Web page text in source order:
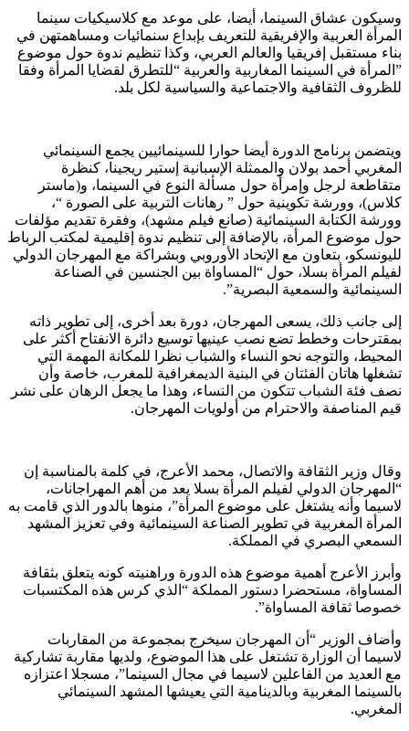
وسيكون عشاق السينما، أيضا، على موعد مع كلاسيكيات سينما
المرأة العربية والإفريقية للتعريف بإبداع سنمائيات ومساهمتهن في
بناء مستقبل إفريقيا والعالم العربي، وكذا تنظيم ندوة حول موضوع
”المرأة في السينما المغاربية والعربية “للتطرق لقضايا المرأة وفقا
للظروف الثقافية والاجتماعية والسياسية لكل بلد.
ويتضمن برنامج الدورة أيضا حوارا للسينمائيين يجمع السينمائي
المغربي أحمد بولان والممثلة الإسبانية إستير ريجينا، كنظرة
متقاطعة لرجل وإمرأة حول مسألة النوع في السينما، و(ماستر
كلاس)، وورشة تكوينية حول ” رهانات التربية على الصورة “،
وورشة الكتابة السينمائية (صانع فيلم مشهد)، وفقرة تقديم مؤلفات
حول موضوع المرأة، بالإضافة إلى تنظيم ندوة إقليمية لمكتب الرباط
لليونسكو، بتعاون مع الإتحاد الأوروبي وبشراكة مع المهرجان الدولي
لفيلم المرأة بسلا، حول “المساواة بين الجنسين في الصناعة
السينمائية والسمعية البصرية”.
إلى جانب ذلك، يسعى المهرجان، دورة بعد أخرى، إلى تطوير ذاته
بمقترحات وخطط تضع نصب عينيها توسيع دائرة الانفتاح أكثر على
المحيط، والتوجه نحو النساء والشباب نظرا للمكانة المهمة التي
تشغلها هاتان الفئتان في البنية الديمغرافية للمغرب، خاصة وأن
نصف فئة الشباب تتكون من النساء، وهذا ما يجعل الرهان على نشر
قيم المناصفة والاحترام من أولويات المهرجان.
وقال وزير الثقافة والاتصال، محمد الأعرج، في كلمة بالمناسبة إن
“المهرجان الدولي لفيلم المرأة بسلا يعد من أهم المهراجانات،
لاسيما وأنه يشتغل على موضوع المرأة”، منوها بالدور الذي قامت به
المرأة المغربية في تطوير الصناعة السينمائية وفي تعزيز المشهد
السمعي البصري في المملكة.
وأبرز الأعرج أهمية موضوع هذه الدورة وراهنيته كونه يتعلق بثقافة
المساواة، مستحضرا دستور المملكة “الذي كرس هذه المكتسبات
خصوصا ثقافة المساواة”.
وأضاف الوزير “أن المهرجان سيخرج بمجموعة من المقاربات
لاسيما أن الوزارة تشتغل على هذا الموضوع، ولديها مقاربة تشاركية
مع العديد من الفاعلين لاسيما في مجال السينما”، مسجلا اعتزازه
بالسينما المغربية وبالدينامية التي يعيشها المشهد السينمائي
المغربي.